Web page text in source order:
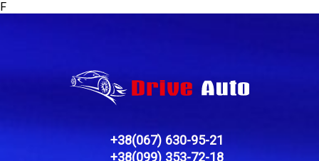
F
+38(067) 630-95-21
+38(099) 353-72-18